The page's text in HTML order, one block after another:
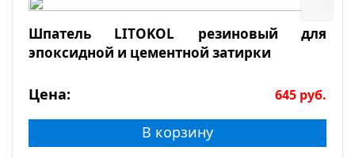
Шпатель LITOKOL резиновый для
эпоксидной и цементной затирки
Цена: 645 руб.
В корзину